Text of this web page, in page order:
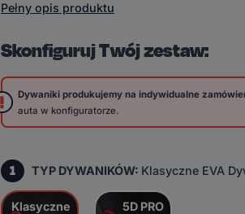
Pełny opis produktu
Skonfiguruj Twój zestaw:
Dywaniki produkujemy na indywidualne
auta w konfiguratorze.
1 TYP DYWANIKÓW: Klasyczne EVA
Klasyczne 5D PRO